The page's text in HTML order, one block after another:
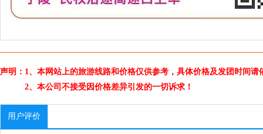
声明：1、本网站上的旅游线路和价格仅供参考，具体价格及发团时间
2、本公司不接受因价格差异引发的一切诉求！
用户评价